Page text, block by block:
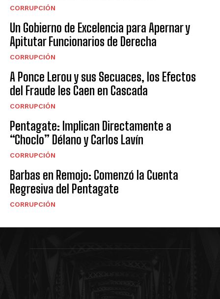
CORRUPCIÓN
Un Gobierno de Excelencia para Apernar y
Apitutar Funcionarios de Derecha
CORRUPCIÓN
A Ponce Lerou y sus Secuaces, los Efectos
del Fraude les Caen en Cascada
CORRUPCIÓN
Pentagate: Implican Directamente a
“Choclo” Délano y Carlos Lavín
CORRUPCIÓN
Barbas en Remojo: Comenzó la Cuenta
Regresiva del Pentagate
CORRUPCIÓN